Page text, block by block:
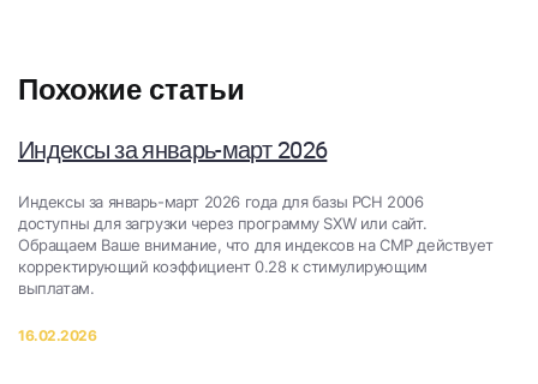
Похожие статьи
Индексы за январь-март 2026
​Индексы за январь-март 2026 года для базы РСН 2006
доступны для загрузки через программу SXW или сайт.
Обращаем Ваше внимание, что для индексов на СМР действует
корректирующий коэффициент 0.28 к стимулирующим
выплатам.
16.02.2026